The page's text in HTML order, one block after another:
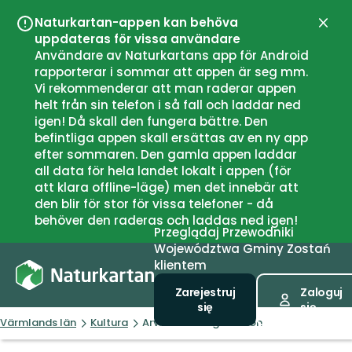
Naturkartan-appen kan behöva
uppdateras för vissa användare
Användare av Naturkartans app för Android
rapporterar i sommar att appen är seg mm.
Vi rekommenderar att man raderar appen
helt från sin telefon i så fall och laddar ned
igen! Då skall den fungera bättre. Den
befintliga appen skall ersättas av en ny app
efter sommaren. Den gamla appen laddar
all data för hela landet lokalt i appen (för
att klara offline-läge) men det innebär att
den blir för stor för vissa telefoner - då
behöver den raderas och laddas ned igen!
Przeglądaj Przewodniki
Województwa Gminy Zostań
klientem
Zarejestruj
się
Zaloguj
się
Värmlands län Kultura Arvika Järnvägsstation